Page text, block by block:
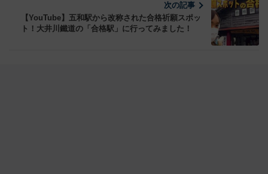
次の記事
【YouTube】五和駅から改称された合格祈願スポッ
ト！大井川鐵道の「合格駅」に行ってみました！